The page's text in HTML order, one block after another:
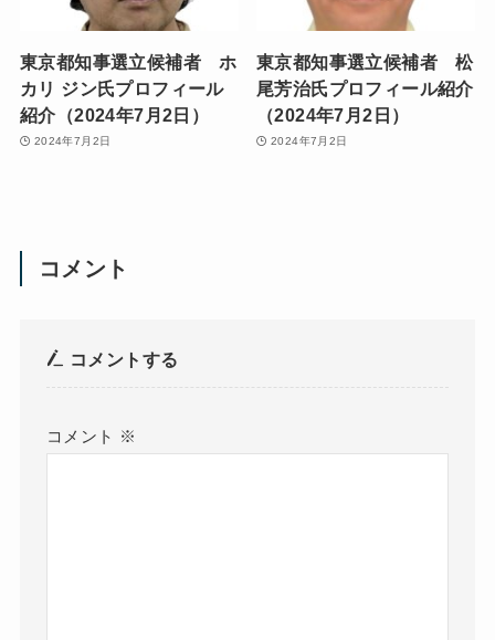
東京都知事選立候補者 ホ
カリ ジン氏プロフィール
紹介（2024年7月2日）
2024年7月2日
東京都知事選立候補者 松
尾芳治氏プロフィール紹介
（2024年7月2日）
2024年7月2日
コメント
コメントする
コメント ※